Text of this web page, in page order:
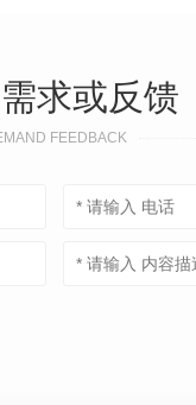
求或反馈
FEEDBACK